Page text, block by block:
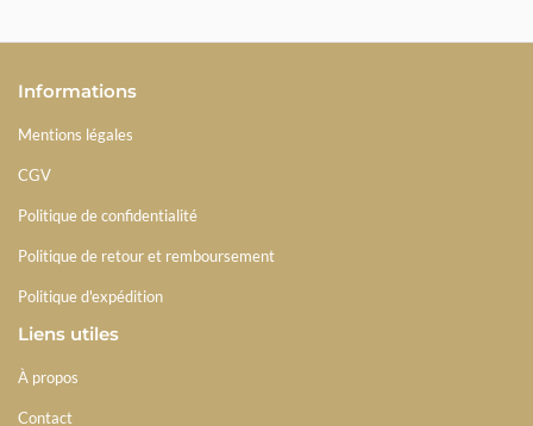
Informations
Mentions légales
CGV
Politique de confidentialité
Politique de retour et remboursement
Politique d'expédition
Liens utiles
À propos
Contact